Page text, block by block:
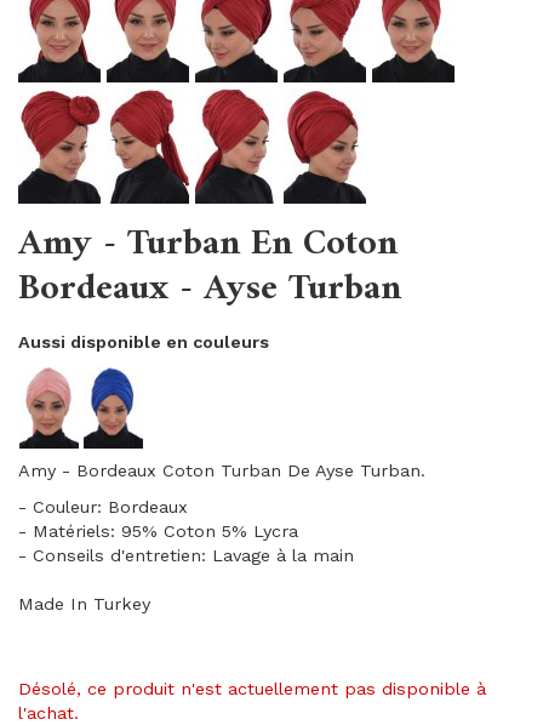
Amy - Turban En Coton
Bordeaux - Ayse Turban
Aussi disponible en couleurs
Amy - Bordeaux Coton Turban De Ayse Turban.
- Couleur: Bordeaux
- Matériels: 95% Coton 5% Lycra
- Conseils d'entretien: Lavage à la main
Made In Turkey
Désolé, ce produit n'est actuellement pas disponible à
l'achat.